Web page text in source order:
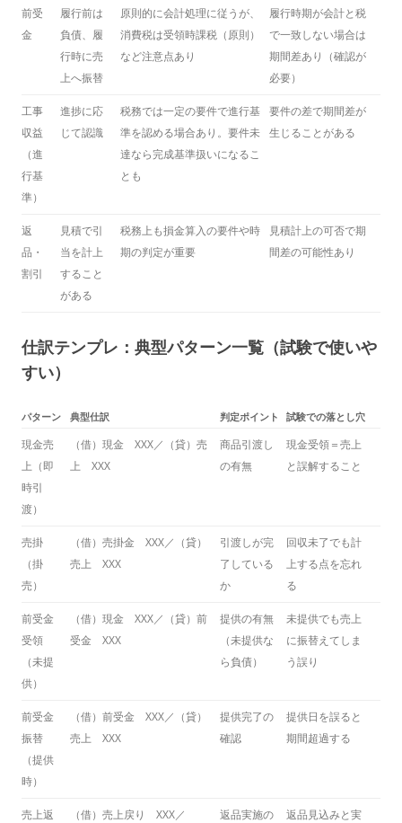
前受
金
履行前は
負債、履
行時に売
上へ振替
原則的に会計処理に従うが、
消費税は受領時課税（原則）
など注意点あり
履行時期が会計と税
で一致しない場合は
期間差あり（確認が
必要）
工事
収益
（進
行基
準）
進捗に応
じて認識
税務では一定の要件で進行基
準を認める場合あり。要件未
達なら完成基準扱いになるこ
とも
要件の差で期間差が
生じることがある
返
品・
割引
見積で引
当を計上
すること
がある
税務上も損金算入の要件や時
期の判定が重要
見積計上の可否で期
間差の可能性あり
仕訳テンプレ：典型パターン一覧（試験で使いや
すい）
パターン 典型仕訳 判定ポイント 試験での落とし穴
現金売
上（即
時引
渡）
（借）現金 XXX／（貸）売
上 XXX
商品引渡し
の有無
現金受領＝売上
と誤解すること
売掛
（掛
売）
（借）売掛金 XXX／（貸）
売上 XXX
引渡しが完
了している
か
回収未了でも計
上する点を忘れ
る
前受金
受領
（未提
供）
（借）現金 XXX／（貸）前
受金 XXX
提供の有無
（未提供な
ら負債）
未提供でも売上
に振替えてしま
う誤り
前受金
振替
（提供
時）
（借）前受金 XXX／（貸）
売上 XXX
提供完了の
確認
提供日を誤ると
期間超過する
売上返
（借）売上戻り XXX／
返品実施の
返品見込みと実